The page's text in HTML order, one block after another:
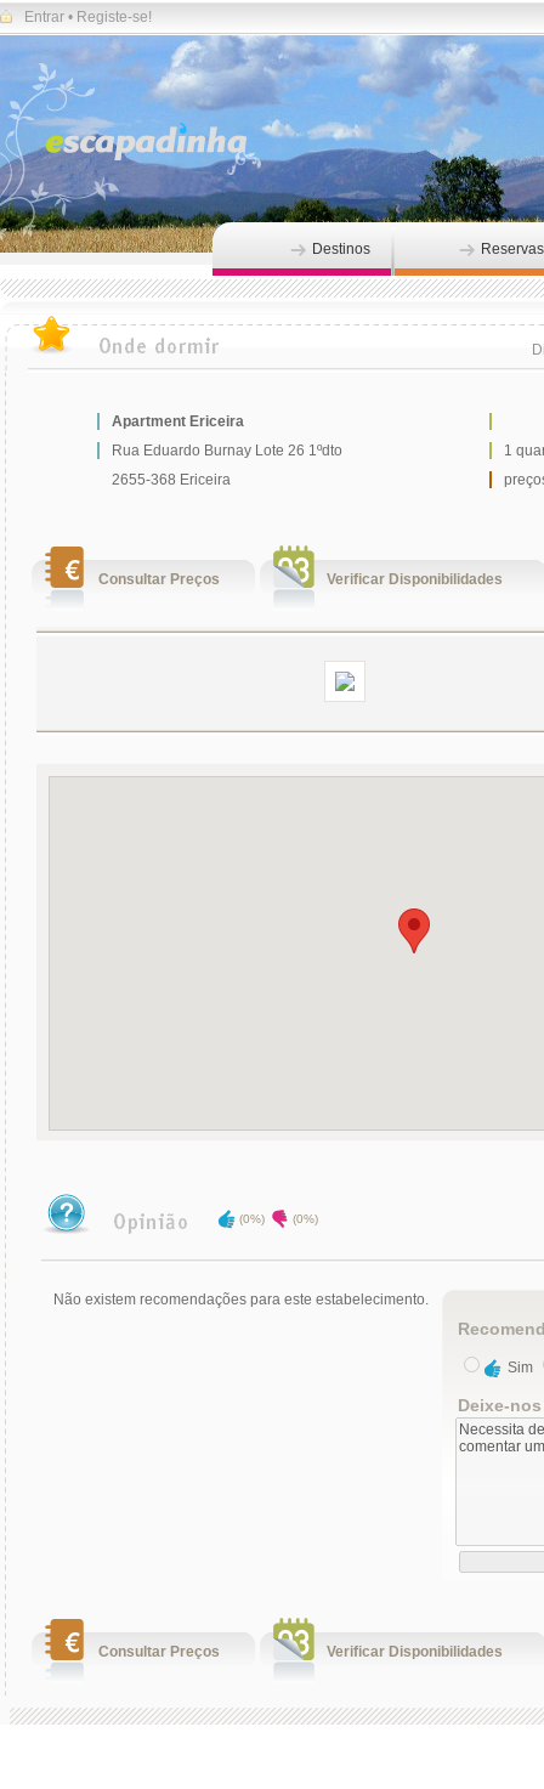
Entrar • Registe-se!
Destinos Reservas
Apartment Ericeira
Rua Eduardo Burnay Lote 26 1ºdto
1
2655-368 Ericeira
Consultar Preços Verificar Disponibilidades
(0%) (0%)
Não existem recomendações para este estabelecimento.
Sim
Deixe-
Consultar Preços Verificar Disponibilidades